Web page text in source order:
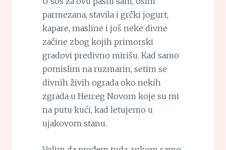
parmezana, stavila i grčki jogurt,
kapare, masline i još neke divne
začine zbog kojih primorski
gradovi predivno mirišu. Kad samo
pomislim na ruzmarin, setim se
divnih živih ograda oko nekih
zgrada u Herceg Novom koje su mi
na putu kući, kad letujemo u
ujakovom stanu.